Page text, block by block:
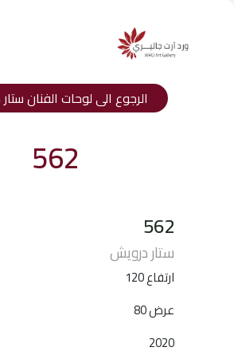
Products
الرجوع الى لوحات الفنان
562
562
ستار درويش
ارتفاع 120
عرض 80
2020